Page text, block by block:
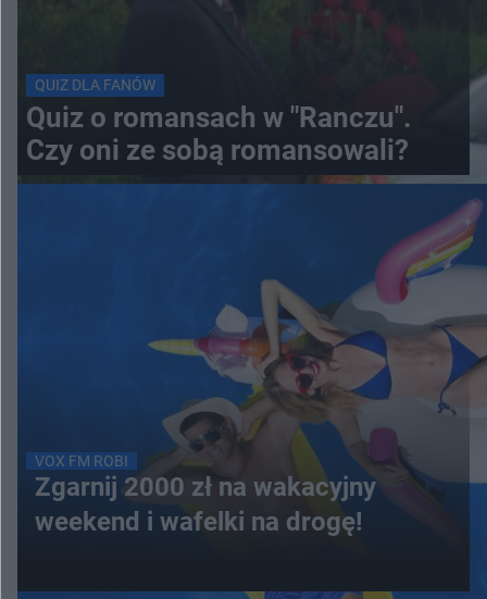
QUIZ DLA FANÓW
Quiz o romansach w "Ranczu".
Czy oni ze sobą romansowali?
VOX FM ROBI
Zgarnij 2000 zł na wakacyjny
weekend i wafelki na drogę!